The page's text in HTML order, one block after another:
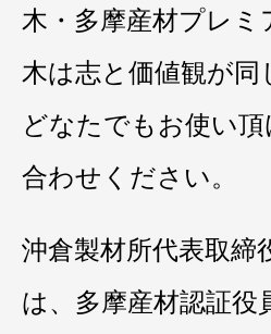
木・多摩産材プレミ
木は志と価値観が同
どなたでもお使い
合わせください。
沖倉製材所代表取
は、多摩産材認証役